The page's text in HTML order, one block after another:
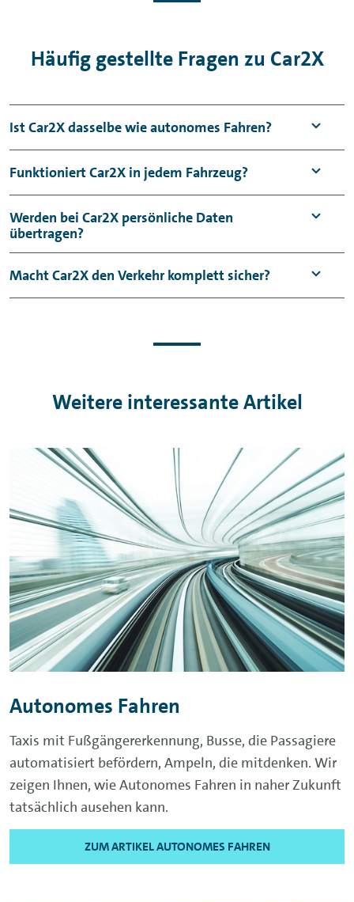
Häufig gestellte Fragen zu Car2X
Ist Car2X dasselbe wie autonomes Fahren?
Nein.Car2Xist ein Assistenz‑ und
Informationssystem. Es liefertWarnungen
und Hinweise, die das Fahrensicherer
machen können, übernimmt aber keine
Fahrentscheidungen.
Funktioniert Car2X in jedem Fahrzeug?
Nein. ObCar2Xverfügbar ist, hängt vom
Modell, dem Baujahr und der Ausstattung
desFahrzeugsab.
Werden bei Car2X persönliche Daten
übertragen?
Übertragen werden in der Regel nur
situationsbezogeneDatenzur Verkehrslage,
Macht Car2X den Verkehr komplett sicher?
ersetzt aber nicht umsichtiges Fahren.
Weitere interessante Artikel
Autonomes Fahren
Taxis mit Fußgängererkennung, Busse, die Passagiere
automatisiert befördern, Ampeln, die mitdenken. Wir
zeigen Ihnen, wie Autonomes Fahren in naher Zukunft
tatsächlich ausehen kann.
ZUM ARTIKEL AUTONOMES FAHREN